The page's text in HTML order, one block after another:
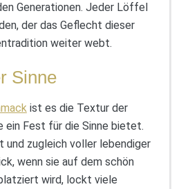
Generationen. Jeder Löffel
der das Geflecht dieser
weiter webt.
Sinne
ist es die Textur der
ein Fest für die Sinne bietet.
und zugleich voller lebendiger
wenn sie auf dem schön
wird, lockt viele